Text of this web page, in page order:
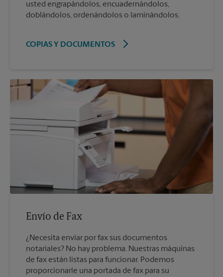
usted engrapándolos, encuadernándolos,
doblándolos, ordenándolos o laminándolos.
COPIAS Y DOCUMENTOS
Envío de Fax
¿Necesita enviar por fax sus documentos
notariales? No hay problema. Nuestras máquinas
de fax están listas para funcionar. Podemos
proporcionarle una portada de fax para su